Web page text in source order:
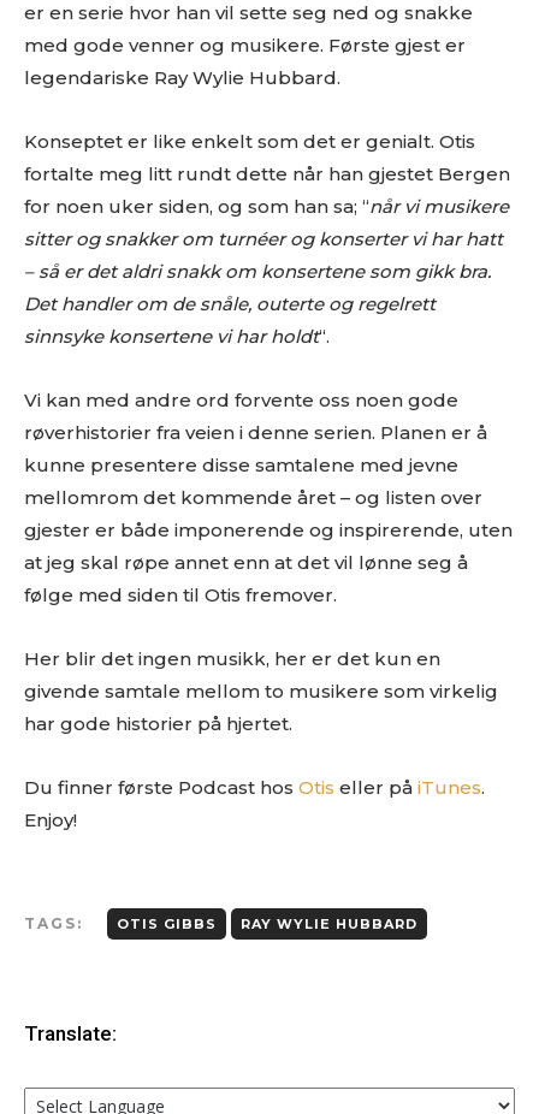
er en serie hvor han vil sette seg ned og snakke
med gode venner og musikere. Første gjest er
legendariske Ray Wylie Hubbard.
Konseptet er like enkelt som det er genialt. Otis
fortalte meg litt rundt dette når han gjestet Bergen
for noen uker siden, og som han sa; “når vi musikere
sitter og snakker om turnéer og konserter vi har hatt
– så er det aldri snakk om konsertene som gikk bra.
Det handler om de snåle, outerte og regelrett
sinnsyke konsertene vi har holdt“.
Vi kan med andre ord forvente oss noen gode
røverhistorier fra veien i denne serien. Planen er å
kunne presentere disse samtalene med jevne
mellomrom det kommende året – og listen over
gjester er både imponerende og inspirerende, uten
at jeg skal røpe annet enn at det vil lønne seg å
følge med siden til Otis fremover.
Her blir det ingen musikk, her er det kun en
givende samtale mellom to musikere som virkelig
har gode historier på hjertet.
Du finner første Podcast hos Otis eller på iTunes.
Enjoy!
TAGS: OTIS GIBBS RAY WYLIE HUBBARD
Translate: